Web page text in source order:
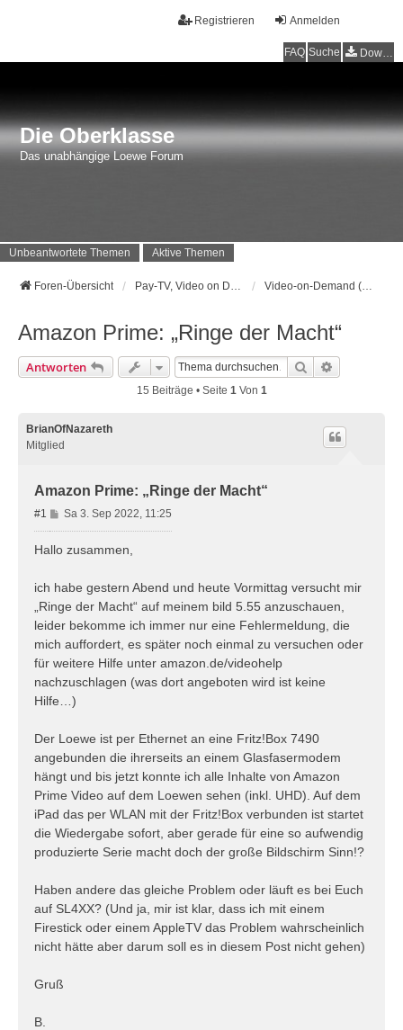
Anmelden
Registrieren
FAQ Suche Downloads
Die Oberklasse
Das unabhängige Loewe Forum
Unbeantwortete Themen Aktive Themen
Foren-Übersicht Pay-TV, Video on Demand sowie alles zu CI, CI+ und Co. Video-on-Demand (VoD)
Amazon Prime: „Ringe der Macht“
Antworten Suche
15 Beiträge • Seite 1Von 1
BrianOfNazareth
Mitglied
Amazon Prime: „Ringe der Macht“
#1
B
e
a
g
Sa 3. Sep 2022, 11:25
Hallo zusammen,
ich habe gestern Abend und heute Vormittag versucht mir
„Ringe der Macht“ auf meinem bild 5.55 anzuschauen,
leider bekomme ich immer nur eine Fehlermeldung, die
mich auffordert, es später noch einmal zu versuchen oder
für weitere Hilfe unter amazon.de/videohelp
nachzuschlagen (was dort angeboten wird ist keine
Hilfe…)
Der Loewe ist per Ethernet an eine Fritz!Box 7490
angebunden die ihrerseits an einem Glasfasermodem
hängt und bis jetzt konnte ich alle Inhalte von Amazon
Prime Video auf dem Loewen sehen (inkl. UHD). Auf dem
iPad das per WLAN mit der Fritz!Box verbunden ist startet
die Wiedergabe sofort, aber gerade für eine so aufwendig
produzierte Serie macht doch der große Bildschirm Sinn!?
Haben andere das gleiche Problem oder läuft es bei Euch
auf SL4XX? (Und ja, mir ist klar, dass ich mit einem
Firestick oder einem AppleTV das Problem wahrscheinlich
nicht hätte aber darum soll es in diesem Post nicht gehen)
Gruß
B.